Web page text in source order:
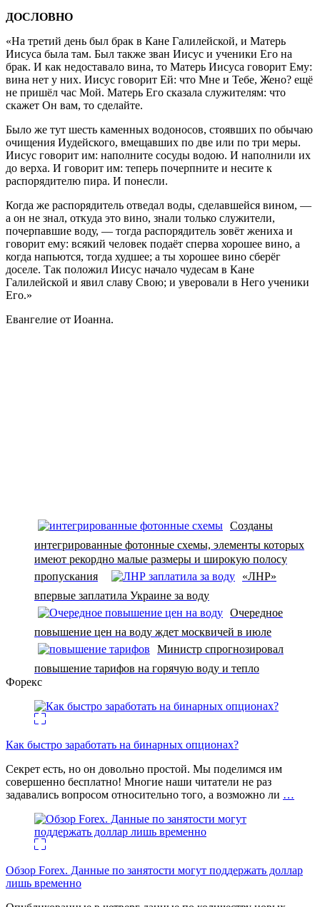
ДОСЛОВНО
«На третий день был брак в Кане Галилейской, и Матерь
Иисуса была там. Был также зван Иисус и ученики Его на
брак. И как недоставало вина, то Матерь Иисуса говорит Ему:
вина нет у них. Иисус говорит Ей: что Мне и Тебе, Жено? ещё
не пришёл час Мой. Матерь Его сказала служителям: что
скажет Он вам, то сделайте.
Было же тут шесть каменных водоносов, стоявших по обычаю
очищения Иудейского, вмещавших по две или по три меры.
Иисус говорит им: наполните сосуды водою. И наполнили их
до верха. И говорит им: теперь почерпните и несите к
распорядителю пира. И понесли.
Когда же распорядитель отведал воды, сделавшейся вином, —
а он не знал, откуда это вино, знали только служители,
почерпавшие воду, — тогда распорядитель зовёт жениха и
говорит ему: всякий человек подаёт сперва хорошее вино, а
когда напьются, тогда худшее; а ты хорошее вино сберёг
доселе. Так положил Иисус начало чудесам в Кане
Галилейской и явил славу Свою; и уверовали в Него ученики
Его.»
Евангелие от Иоанна.
Созданы
интегрированные фотонные схемы, элементы которых
имеют рекордно малые размеры и широкую полосу
пропускания
«ЛНР»
впервые заплатила Украине за воду
Очередное
повышение цен на воду ждет москвичей в июле
Министр спрогнозировал
повышение тарифов на горячую воду и тепло
Форекс
Как быстро заработать на бинарных опционах?
Секрет есть, но он довольно простой. Мы поделимся им
совершенно бесплатно! Многие наши читатели не раз
задавались вопросом относительно того, а возможно ли …
Обзор Forex. Данные по занятости могут поддержать доллар
лишь временно